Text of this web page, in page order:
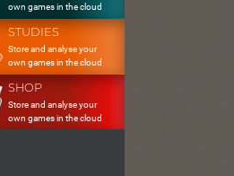
own games in the cloud
STUDIES
Store and analyse your
own games in the cloud
SHOP
Store and analyse your
own games in the cloud